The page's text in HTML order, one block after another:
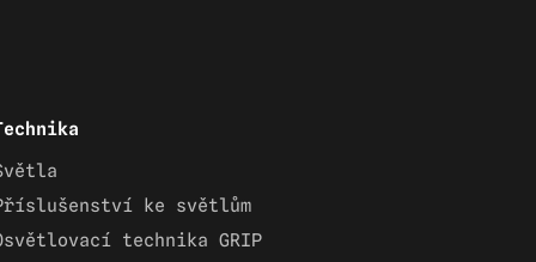
ke světlům
technika GRIP